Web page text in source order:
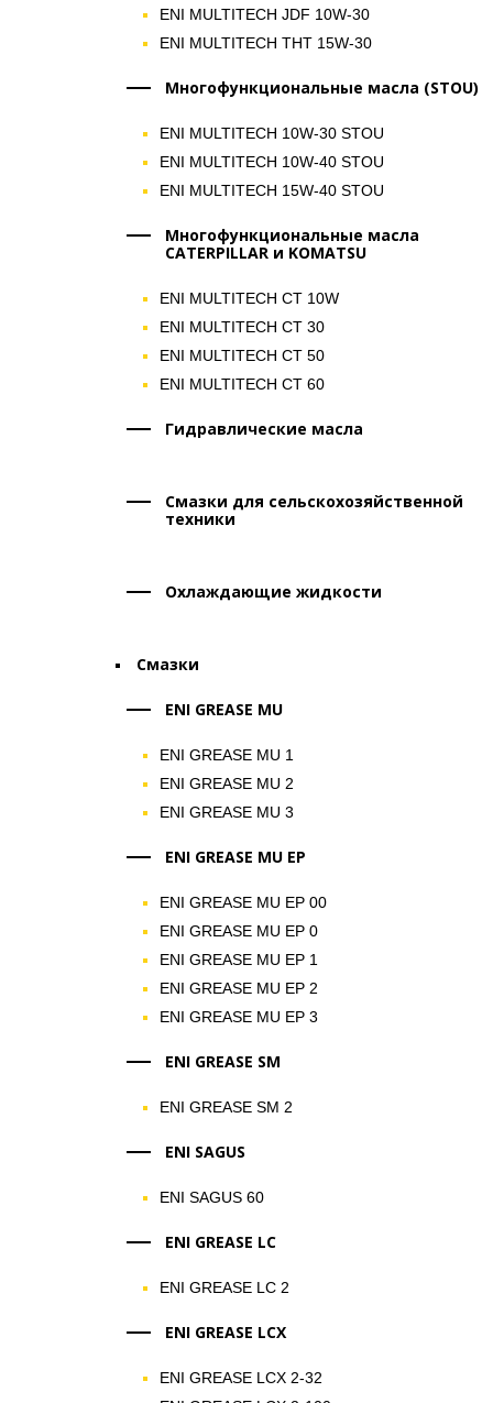
ENI MULTITECH JDF 10W-30
ENI MULTITECH THT 15W-30
Многофункциональные масла (STOU)
ENI MULTITECH 10W-30 STOU
ENI MULTITECH 10W-40 STOU
ENI MULTITECH 15W-40 STOU
Многофункциональные масла
CATERPILLAR и KOMATSU
ENI MULTITECH CT 10W
ENI MULTITECH CT 30
ENI MULTITECH CT 50
ENI MULTITECH CT 60
Гидравлические масла
Смазки для сельскохозяйственной
техники
Охлаждающие жидкости
Смазки
ENI GREASE MU
ENI GREASE MU 1
ENI GREASE MU 2
ENI GREASE MU 3
ENI GREASE MU EP
ENI GREASE MU EP 00
ENI GREASE MU EP 0
ENI GREASE MU EP 1
ENI GREASE MU EP 2
ENI GREASE MU EP 3
ENI GREASE SM
ENI GREASE SM 2
ENI SAGUS
ENI SAGUS 60
ENI GREASE LC
ENI GREASE LC 2
ENI GREASE LCX
ENI GREASE LCX 2-32